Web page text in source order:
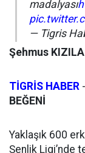
madalyası
— Tigris
Şehmus
TİGRİS HABER -
BEĞENİ
Yaklaşık 600
Şenlik Ligi’nde